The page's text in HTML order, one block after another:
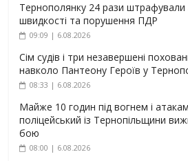
Тернополянку 24 рази
швидкості та порушення ПДР
09:09 | 6.08.2026
Сім судів і три незавершені
навколо Пантеону Героїв у
08:33 | 6.08.2026
Майже 10 годин під вогнем і
поліцейський із Тернопільщини
бою
08:00 | 6.08.2026